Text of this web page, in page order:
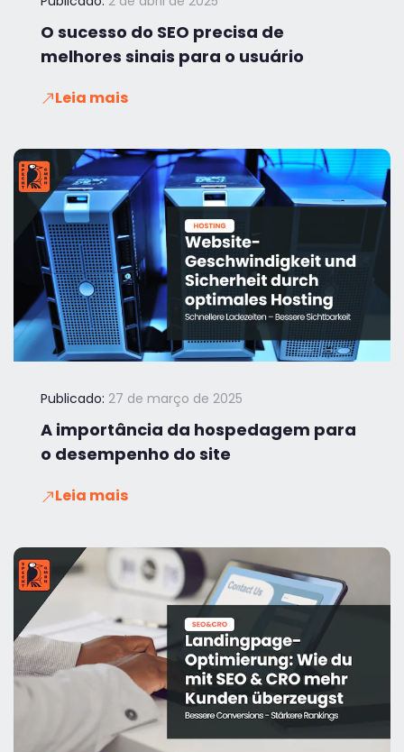
O sucesso do SEO precisa de
melhores sinais para o usuário
Leia mais
Publicado: 27 de março de 2025
A importância da hospedagem para
o desempenho do site
Leia mais